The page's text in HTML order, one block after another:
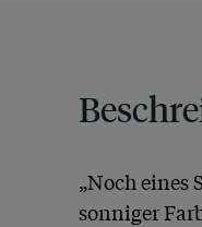
„Noch eines
sonniger